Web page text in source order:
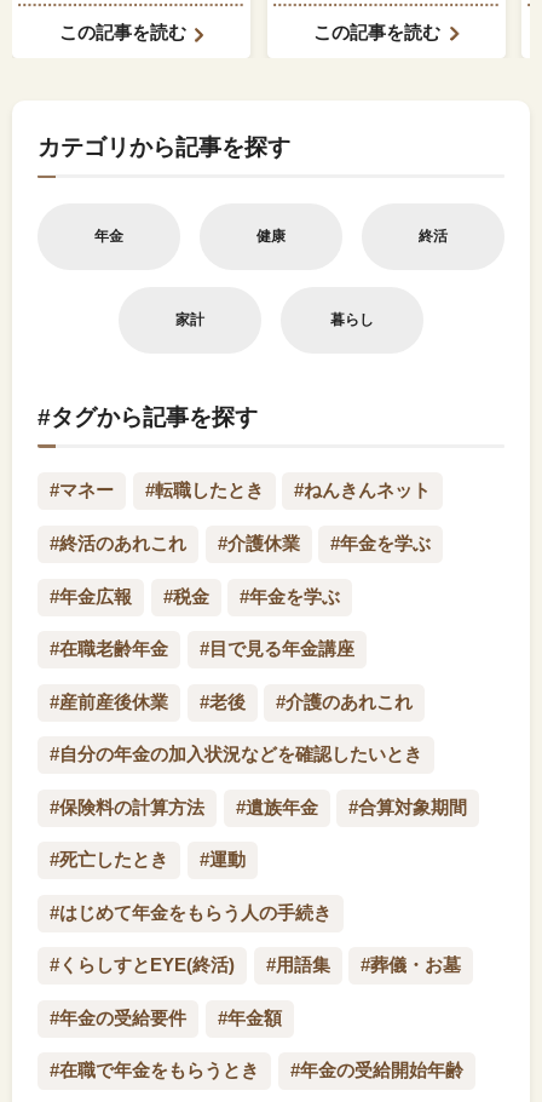
この記事を読む この記事を読む
カテゴリから記事を探す
年金 健康 終活
家計 暮らし
#タグから記事を探す
#マネー #転職したとき #ねんきんネット
#終活のあれこれ #介護休業 #年金を学ぶ
#年金広報 #税金 #年金を学ぶ
#在職老齢年金 #目で見る年金講座
#産前産後休業 #老後 #介護のあれこれ
#自分の年金の加入状況などを確認したいとき
#保険料の計算方法 #遺族年金 #合算対象期間
#死亡したとき #運動
#はじめて年金をもらう人の手続き
#くらしすとEYE(終活) #用語集 #葬儀・お墓
#年金の受給要件 #年金額
#在職で年金をもらうとき #年金の受給開始年齢